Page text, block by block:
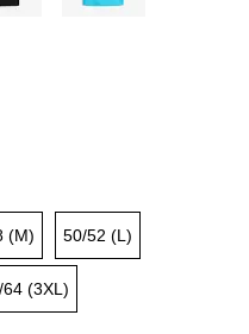
(M) 50/52 (L)
64 (3XL)